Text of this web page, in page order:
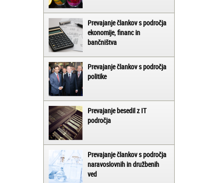
Prevajanje člankov s področja
ekonomije, financ in
bančništva
Prevajanje člankov s področja
politike
Prevajanje besedil z IT
področja
Prevajanje člankov s področja
naravoslovnih in družbenih
ved